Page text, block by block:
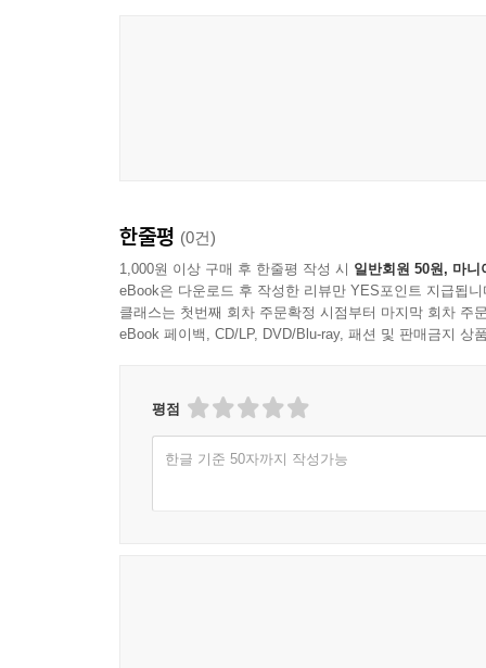
한줄평 (0건)
1,000원 이상 구매 후 한줄평 작성 시 일반회원 50원, 마니
eBook은 다운로드 후 작성한 리뷰만 YES포인트 지급됩니
클래스는 첫번째 회차 주문확정 시점부터 마지막 회차 주
eBook 페이백, CD/LP, DVD/Blu-ray, 패션 및 판매금지 상
평점
한글 기준 50자까지 작성가능